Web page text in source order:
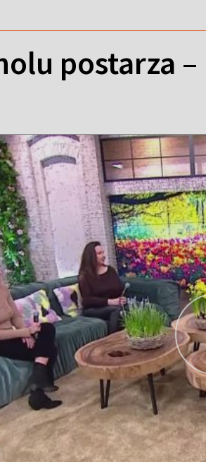
postarza